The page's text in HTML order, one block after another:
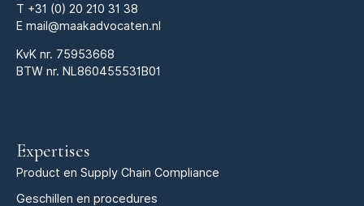
T +31 (0) 20 210 31 38
E mail@maakadvocaten.nl
KvK nr. 75953668
BTW nr. NL860455531B01
Expertises
Product en Supply Chain Compliance
Geschillen en procedures